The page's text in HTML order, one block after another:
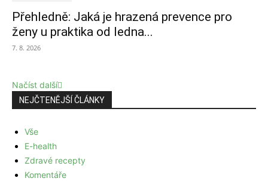
Přehledně: Jaká je hrazená prevence pro
ženy u praktika od ledna...
7. 8. 2026
Načíst další
NEJČTENĚJŠÍ ČLÁNKY
Vše
E-health
Zdravé recepty
Komentáře